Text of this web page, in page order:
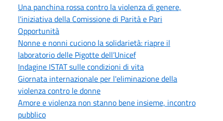
Una panchina rossa contro la violenza di genere,
l'iniziativa della Comissione di Parità e Pari
Opportunità
Nonne e nonni cuciono la solidarietà: riapre il
laboratorio delle Pigotte dell’Unicef
Indagine ISTAT sulle condizioni di vita
Giornata internazionale per l'eliminazione della
violenza contro le donne
Amore e violenza non stanno bene insieme, incontro
pubblico